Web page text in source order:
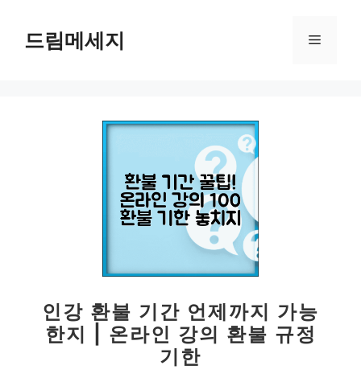
드림메세지 메
인강 환불 기간 언제까지 가능
한지 | 온라인 강의 환불 규정
기한